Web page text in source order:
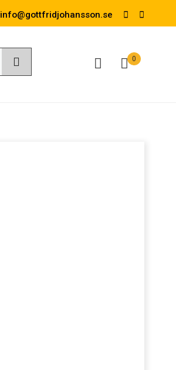
info@gottfridjohansson.se
0